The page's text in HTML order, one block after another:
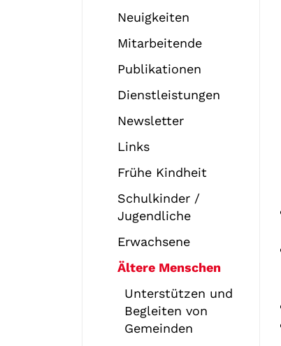
Neuigkeiten
Mitarbeitende
Publikationen
Dienstleistungen
Newsletter
Links
Frühe Kindheit
Schulkinder /
Jugendliche
Erwachsene
Ältere Menschen
Unterstützen und
Begleiten von
Gemeinden